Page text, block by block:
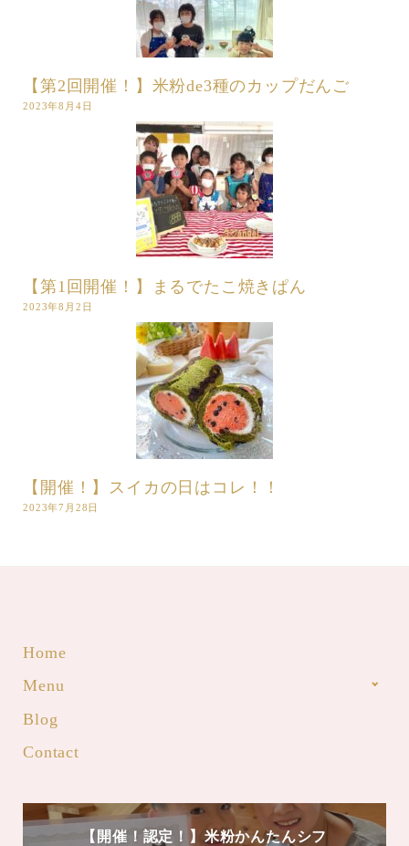
【第2回開催！】米粉de3種のカップだんご
2023年8月4日
【第1回開催！】まるでたこ焼きぱん
2023年8月2日
【開催！】スイカの日はコレ！！
2023年7月28日
Home
Menu
Blog
Contact
【開催！認定！】米粉かんたんシフ